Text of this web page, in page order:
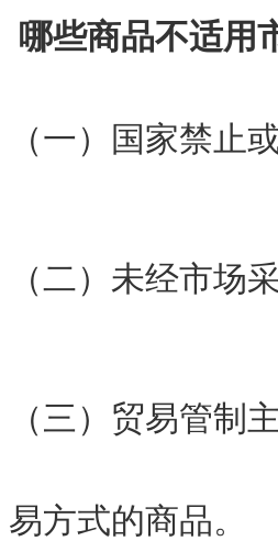
哪些商品不适用
（一）国家禁止
（二）未经市场
（三）贸易管制
易方式的商品。